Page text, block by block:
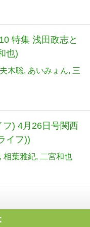
特集 浅田政志と
也)
木聡 あいみょん 三
) 4月26日号関西
イフ))
相葉雅紀 二宮和也